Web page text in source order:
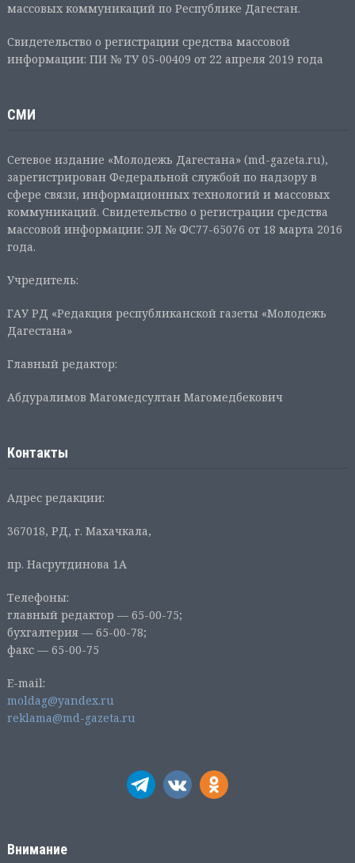
массовых коммуникаций по Республике Дагестан.
Свидетельство о регистрации средства массовой
информации: ПИ № ТУ 05-00409 от 22 апреля 2019 года
СМИ
Сетевое издание «Молодежь Дагестана» (md-gazeta.ru),
зарегистрирован Федеральной службой по надзору в
сфере связи, информационных технологий и массовых
коммуникаций. Свидетельство о регистрации средства
массовой информации: ЭЛ № ФС77-65076 от 18 марта 2016
года.
Учредитель:
ГАУ РД «Редакция республиканской газеты «Молодежь
Дагестана»
Главный редактор:
Абдуралимов Магомедсултан Магомедбекович
Контакты
Адрес редакции:
367018, РД, г. Махачкала,
пр. Насрутдинова 1А
Телефоны:
главный редактор — 65-00-75;
бухгалтерия — 65-00-78;
факс — 65-00-75
E-mail:
moldag@yandex.ru
reklama@md-gazeta.ru
Внимание